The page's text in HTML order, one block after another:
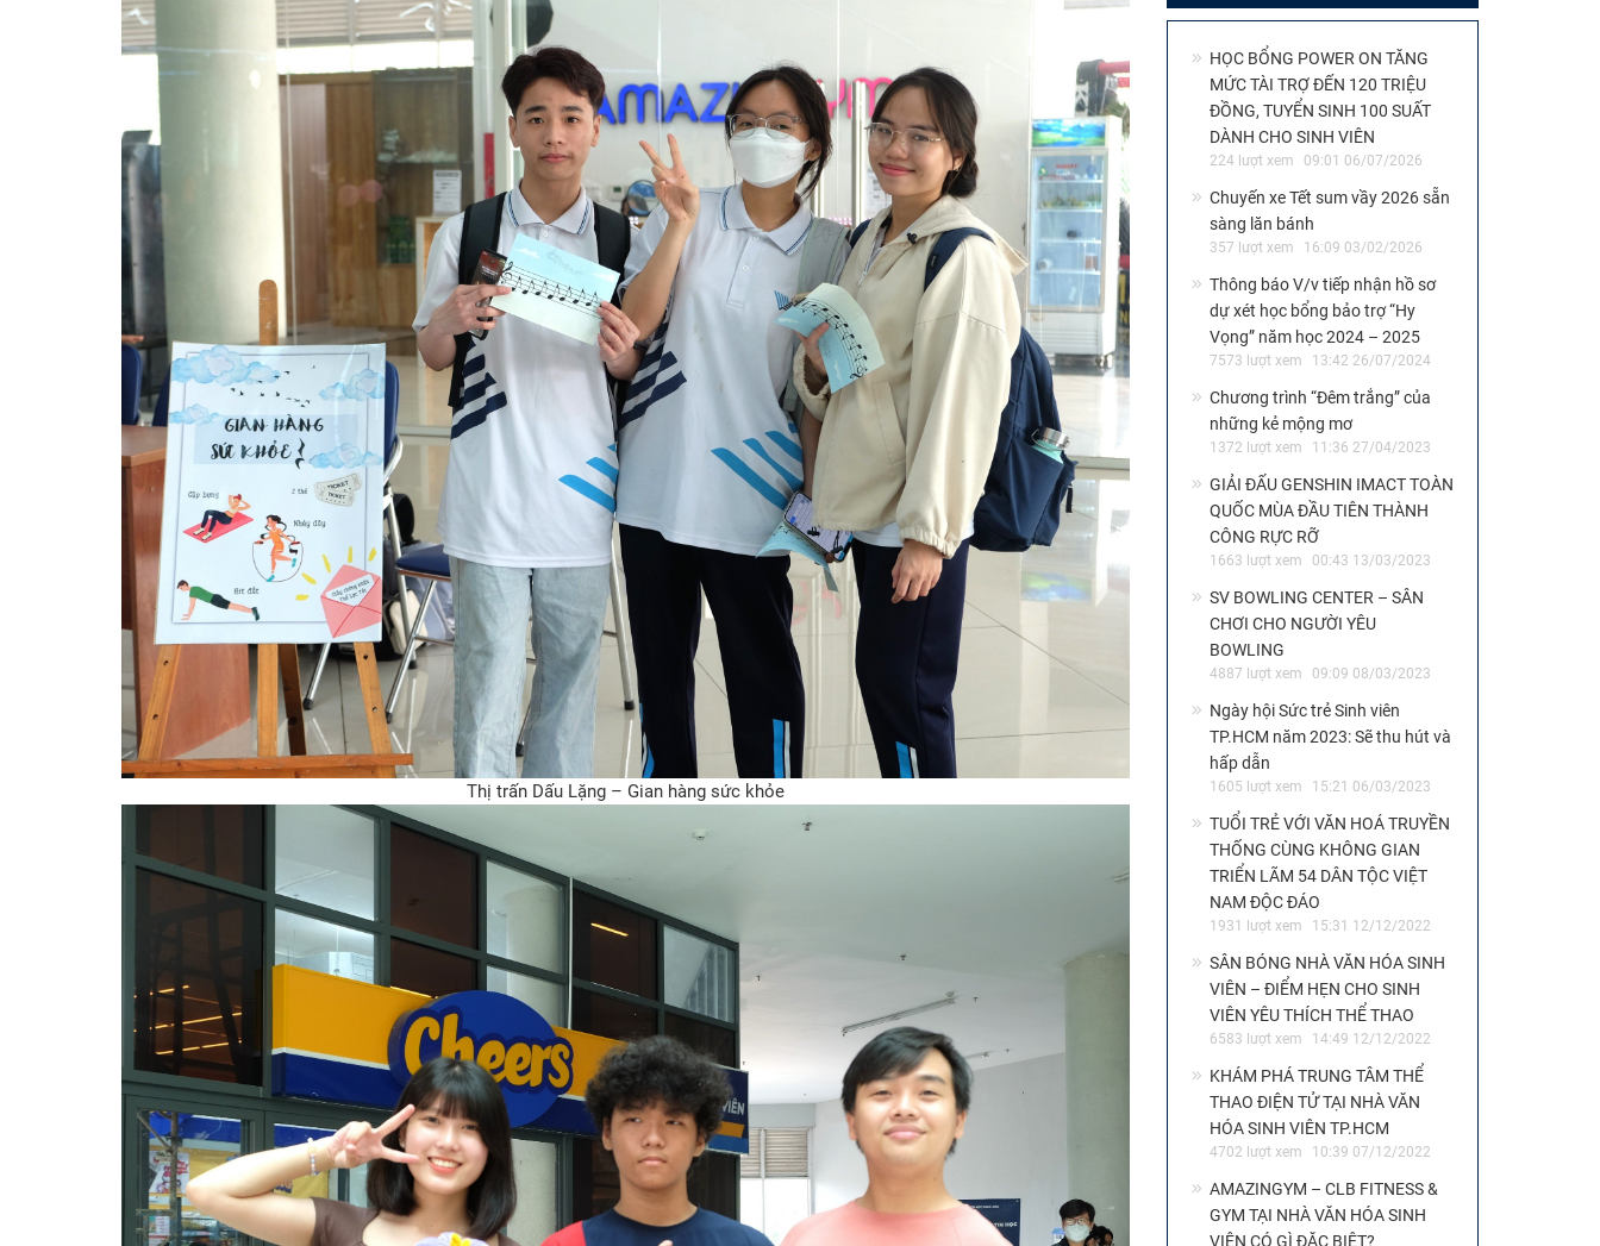
Thị trấn Dấu Lặng – Gian hàng sức khỏe
HỌC BỔNG POWER ON TĂNG
MỨC TÀI TRỢ ĐẾN 120 TRIỆU
ĐỒNG, TUYỂN SINH 100 SUẤT
DÀNH CHO SINH VIÊN
224 lượt xem 09:01 06/07/2026
Chuyến xe Tết sum vầy 2026 sẵn
sàng lăn bánh
357 lượt xem 16:09 03/02/2026
Thông báo V/v tiếp nhận hồ sơ
dự xét học bổng bảo trợ “Hy
Vọng” năm học 2024 – 2025
7573 lượt xem 13:42 26/07/2024
Chương trình “Đêm trắng” của
những kẻ mộng mơ
1372 lượt xem 11:36 27/04/2023
GIẢI ĐẤU GENSHIN IMACT TOÀN
QUỐC MÙA ĐẦU TIÊN THÀNH
CÔNG RỰC RỠ
1663 lượt xem 00:43 13/03/2023
SV BOWLING CENTER – SÂN
CHƠI CHO NGƯỜI YÊU
BOWLING
4887 lượt xem 09:09 08/03/2023
Ngày hội Sức trẻ Sinh viên
TP.HCM năm 2023: Sẽ thu hút và
hấp dẫn
1605 lượt xem 15:21 06/03/2023
TUỔI TRẺ VỚI VĂN HOÁ TRUYỀN
THỐNG CÙNG KHÔNG GIAN
TRIỂN LÃM 54 DÂN TỘC VIỆT
NAM ĐỘC ĐÁO
1931 lượt xem 15:31 12/12/2022
SÂN BÓNG NHÀ VĂN HÓA SINH
VIÊN – ĐIỂM HẸN CHO SINH
VIÊN YÊU THÍCH THỂ THAO
6583 lượt xem 14:49 12/12/2022
KHÁM PHÁ TRUNG TÂM THỂ
THAO ĐIỆN TỬ TẠI NHÀ VĂN
HÓA SINH VIÊN TP.HCM
4702 lượt xem 10:39 07/12/2022
AMAZINGYM – CLB FITNESS &
GYM TẠI NHÀ VĂN HÓA SINH
VIÊN CÓ GÌ ĐẶC BIỆT?